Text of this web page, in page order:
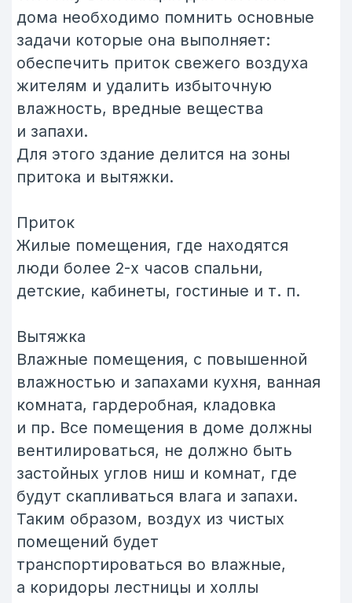
комната, гардеробная, кладовка
и пр. Все помещения в доме должны
вентилироваться, не должно быть
застойных углов ниш и комнат, где
будут скапливаться влага и запахи.
Таким образом, воздух из чистых
транспортироваться во влажные,
а коридоры лестницы и холлы
становятся помещениями перетока
воздуха.
Какое количество воздуха подавать
По современным нормам для
обеспечения жизнедеятельности
одного человека в среднем
требуется 30 м3/час. Современная
рассчитана именно на этот
при 30м3/час не превышает 2,5 м/с,
что обеспечивает минимальный
уровень шума без увеличения
сопротивления системы. Таким
образом, в спальню для двух человек
для того чтобы подать 60 м3/час,
мы будем прокладывать два гибких
воздуховода Dn75, а в детскую на 1
человека -30 м3/час пойдет одна
ветка. Для обеспечения
максимального комфорта может
быть рассчитан повышенный расход
воздуха до 45 м3/ч на человека.
также 30м3/ч, чтобы скорость